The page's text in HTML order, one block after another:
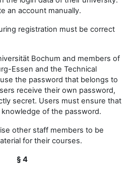
an account manually.
registration must be correct
Bochum and members of
Essen and the Technical
the password that belongs to
receive their own password,
secret. Users must ensure that
of the password.
other staff members to be
for their courses.
§ 4